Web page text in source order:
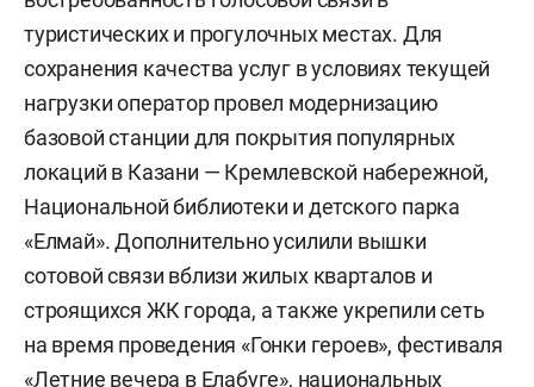
туристических и прогулочных местах. Для
сохранения качества услуг в условиях текущей
нагрузки оператор провел модернизацию
базовой станции для покрытия популярных
локаций в Казани — Кремлевской набережной,
Национальной библиотеки и детского парка
«Елмай». Дополнительно усилили вышки
сотовой связи вблизи жилых кварталов и
строящихся ЖК города, а также укрепили сеть
на время проведения «Гонки героев», фестиваля
«Летние вечера в Елабуге», национальных